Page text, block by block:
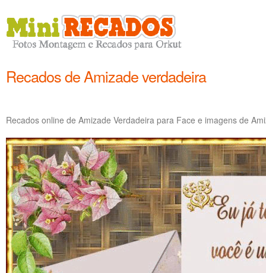
Recados de Amizade verdadeira
Recados online de Amizade Verdadeira para Face e imagens de